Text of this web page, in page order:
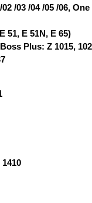
/03 /04 /05 /06, One
51, E 51N, E 65)
Plus: Z 1015,